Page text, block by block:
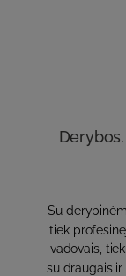
Su
tiek
vadovais,
su draugais ir